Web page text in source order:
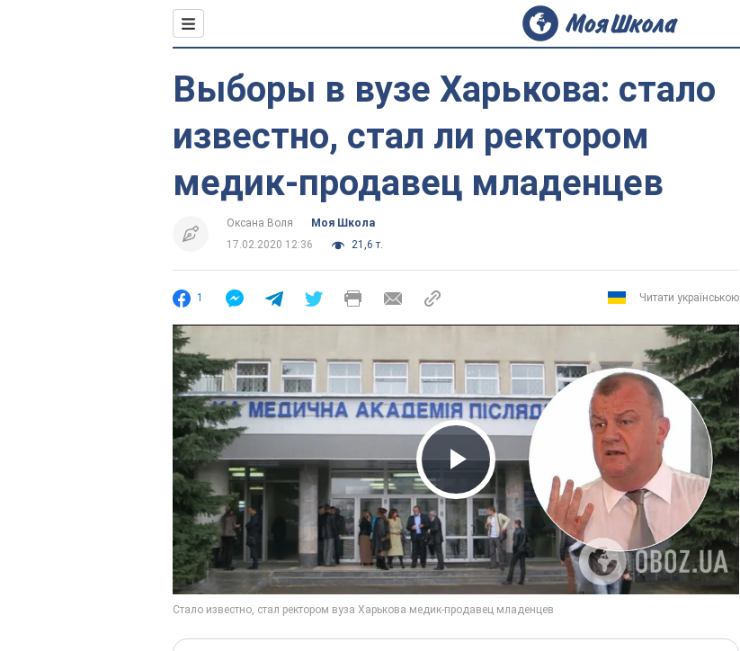
Выборы в вузе Харькова: стало
известно, стал ли ректором
медик-продавец младенцев
Оксана Воля
Моя Школа
17.02.2020 12:36
21,6 т.
1 Читати українською
Play Video